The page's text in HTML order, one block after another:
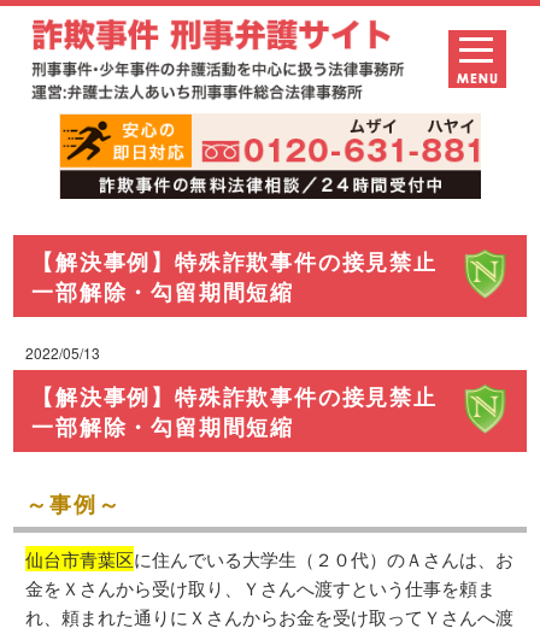
【解決事例】特殊詐欺事件の接見禁止
一部解除・勾留期間短縮
2022/05/13
【解決事例】特殊詐欺事件の接見禁止
一部解除・勾留期間短縮
～事例～
仙台市青葉区に住んでいる大学生（２０代）のＡさんは、お
金をＸさんから受け取り、Ｙさんへ渡すという仕事を頼ま
れ、頼まれた通りにＸさんからお金を受け取ってＹさんへ渡